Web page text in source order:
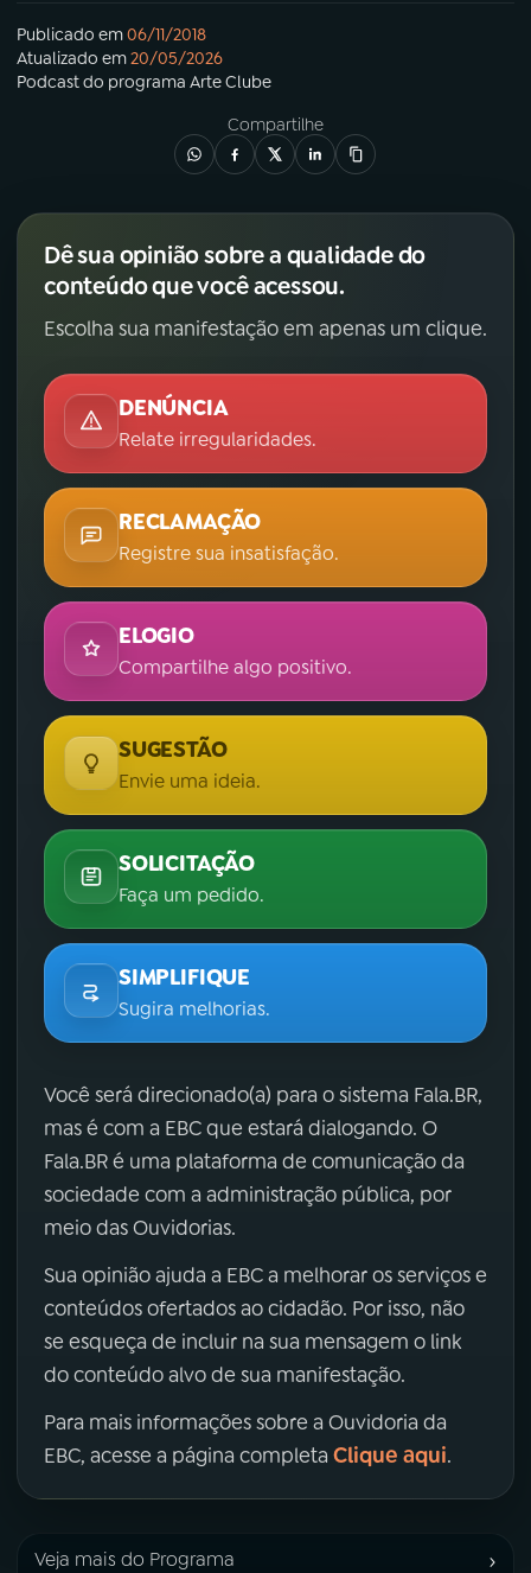
Publicado em06/11/2018
Atualizado em20/05/2026
Podcastdo programa Arte Clube
Compartilhe
Dê sua opinião sobre a qualidade do
conteúdo que você acessou.
Escolha sua manifestação em apenas um clique.
DENÚNCIA
Relate irregularidades.
RECLAMAÇÃO
Registre sua insatisfação.
ELOGIO
Compartilhe algo positivo.
SUGESTÃO
Envie uma ideia.
SOLICITAÇÃO
Faça um pedido.
SIMPLIFIQUE
Sugira melhorias.
Você será direcionado(a) para o sistema Fala.BR,
mas é com a EBC que estará dialogando. O
Fala.BR é uma plataforma de comunicação da
sociedade com a administração pública, por
meio das Ouvidorias.
Sua opinião ajuda a EBC a melhorar os serviços e
conteúdos ofertados ao cidadão. Por isso, não
se esqueça de incluir na sua mensagem o link
do conteúdo alvo de sua manifestação.
Para mais informações sobre a Ouvidoria da
EBC, acesse a página completa Clique aqui.
Veja mais do Programa ›